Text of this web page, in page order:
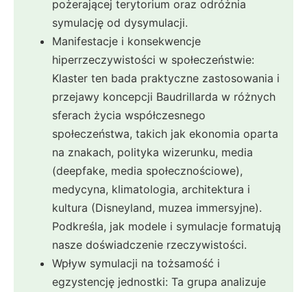
pożerającej terytorium oraz odróżnia
symulację od dysymulacji.
Manifestacje i konsekwencje
hiperrzeczywistości w społeczeństwie:
Klaster ten bada praktyczne zastosowania i
przejawy koncepcji Baudrillarda w różnych
sferach życia współczesnego
społeczeństwa, takich jak ekonomia oparta
na znakach, polityka wizerunku, media
(deepfake, media społecznościowe),
medycyna, klimatologia, architektura i
kultura (Disneyland, muzea immersyjne).
Podkreśla, jak modele i symulacje formatują
nasze doświadczenie rzeczywistości.
Wpływ symulacji na tożsamość i
egzystencję jednostki: Ta grupa analizuje